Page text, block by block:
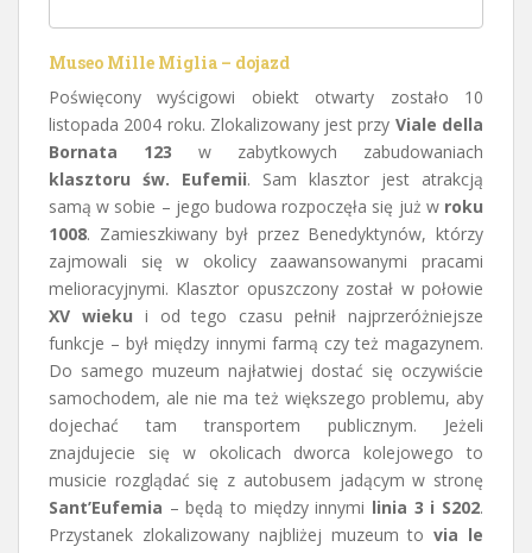
Museo Mille Miglia – dojazd
Poświęcony wyścigowi obiekt otwarty zostało 10
listopada 2004 roku. Zlokalizowany jest przy Viale della
Bornata 123 w zabytkowych zabudowaniach
klasztoru św. Eufemii. Sam klasztor jest atrakcją
samą w sobie – jego budowa rozpoczęła się już w roku
1008. Zamieszkiwany był przez Benedyktynów, którzy
zajmowali się w okolicy zaawansowanymi pracami
melioracyjnymi. Klasztor opuszczony został w połowie
XV wieku i od tego czasu pełnił najprzeróżniejsze
funkcje – był między innymi farmą czy też magazynem.
Do samego muzeum najłatwiej dostać się oczywiście
samochodem, ale nie ma też większego problemu, aby
dojechać tam transportem publicznym. Jeżeli
znajdujecie się w okolicach dworca kolejowego to
musicie rozglądać się z autobusem jadącym w stronę
Sant’Eufemia – będą to między innymi linia 3 i S202.
Przystanek zlokalizowany najbliżej muzeum tovia le